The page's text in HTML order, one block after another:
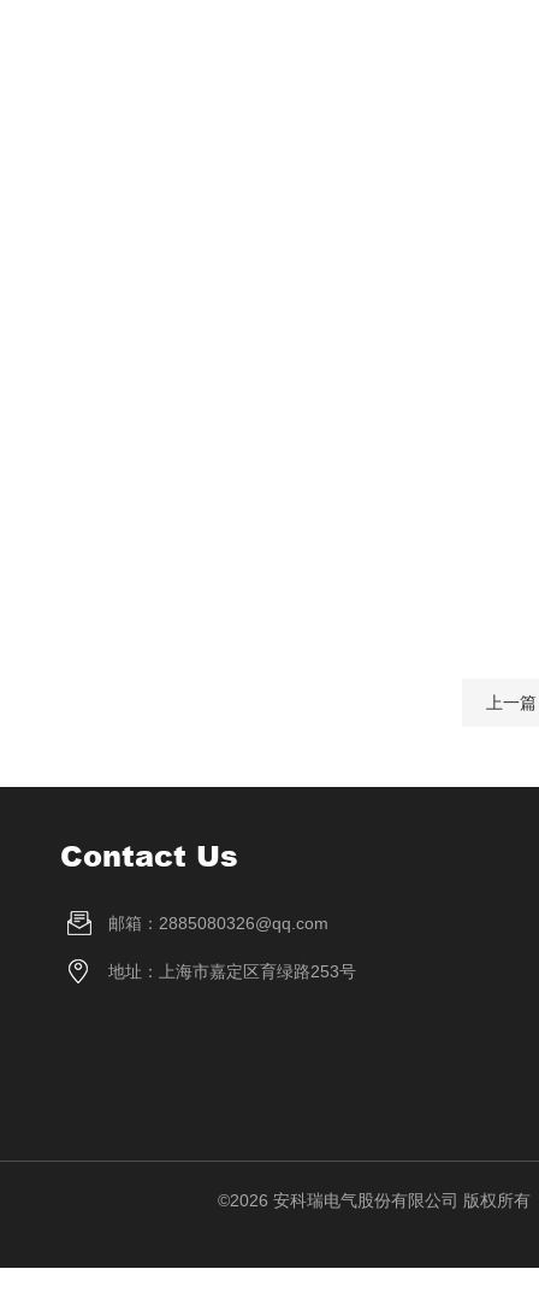
上一
Contact Us
邮箱：2885080326@qq.com
地址：上海市嘉定区育绿路253号
©2026 安科瑞电气股份有限公司 版权所